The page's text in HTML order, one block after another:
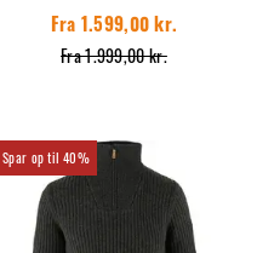
Fra 1.999,00 kr.
Fra 1.599,00 kr.
40%